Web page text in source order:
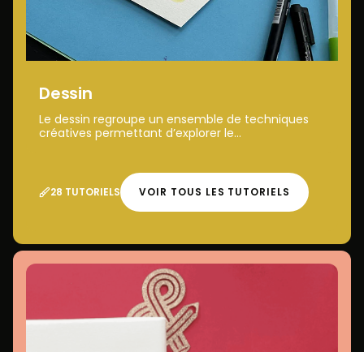
Dessin
Le dessin regroupe un ensemble de techniques
créatives permettant d’explorer le...
28 TUTORIELS VOIR TOUS LES TUTORIELS